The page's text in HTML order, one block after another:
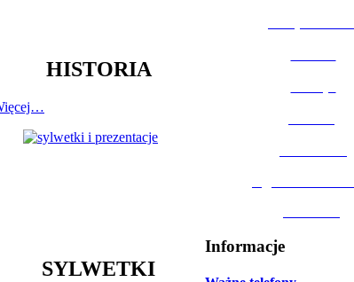
HISTORIA
SYLWETKI
Informacje